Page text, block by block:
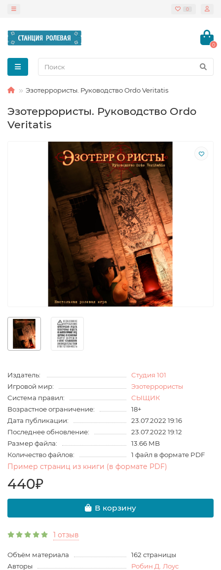
0
0
Эзотеррористы. Руководство Ordo Veritatis
Эзотеррористы. Руководство Ordo
Veritatis
Издатель:
Студия 101
Игровой мир:
Эзотеррористы
Система правил:
СЫЩИК
Возрастное ограничение:
18+
Дата публикации:
23.07.2022 19:16
Последнее обновление:
23.07.2022 19:12
Размер файла:
13.66 MB
Количество файлов:
1 файл в формате PDF
Пример страниц из книги (в формате PDF)
440₽
В корзину
1 отзыв
Объём материала
162 страницы
Авторы
Робин Д. Лоус